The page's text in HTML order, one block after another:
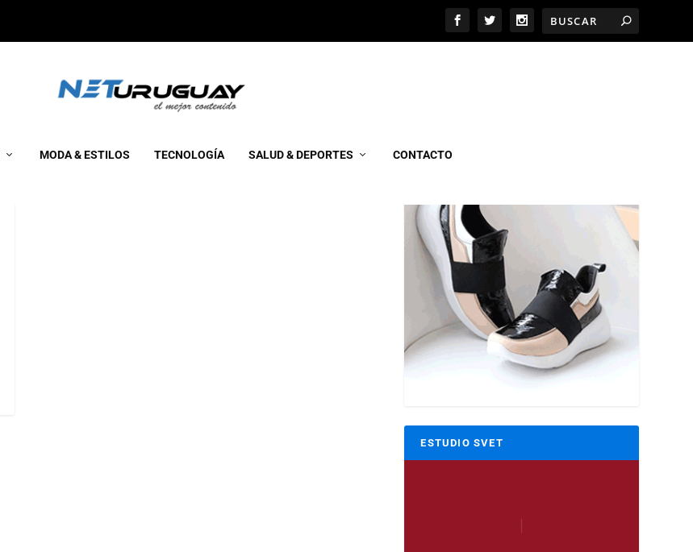
MODA & ESTILOS TECNOLOGÍA SALUD & DEPORTES CONTACTO
MARCEL CALZADOS
ESTUDIO SVET